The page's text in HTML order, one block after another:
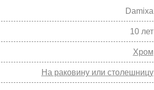
Damixa
10 лет
Хром
На раковину или столешницу